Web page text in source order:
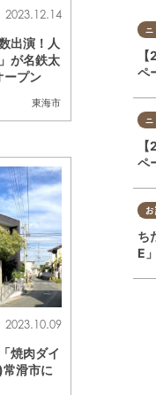
東海市
2023.12.14
出演！人
が名鉄太
ープン
2023.10.09
焼肉ダイ
滑市に
ニ
ペ
ニ
ペ
ち
E